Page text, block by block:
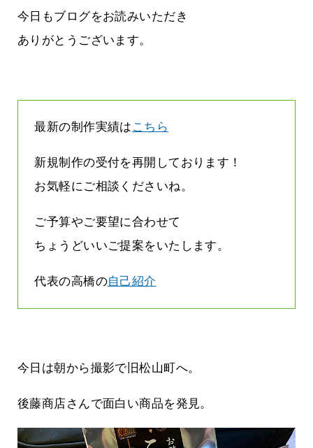
今日もブログをお読みいただき
ありがとうございます。
最新の制作実績は こちら
新規制作の受付を再開しております！
お気軽にご相談くださいね。
ご予算やご要望に合わせて
ちょうどいいご提案をいたします。
代表の高橋の自己紹介
今日は朝から撮影で旧松山町へ。
後藤商店さんで面白い商品を発見。